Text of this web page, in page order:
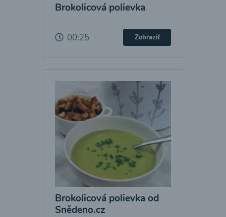
Brokolicová polievka
00:25 Zobraziť
Brokolicová polievka od
Snědeno.cz